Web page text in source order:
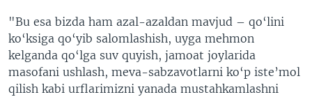
"Bu esa bizda ham azal-azaldan mavjud – qo‘lini
ko‘ksiga qo‘yib salomlashish, uyga mehmon
kelganda qo‘lga suv quyish, jamoat joylarida
masofani ushlash, meva-sabzavotlarni ko‘p iste’mol
qilish kabi urflarimizni yanada mustahkamlashni